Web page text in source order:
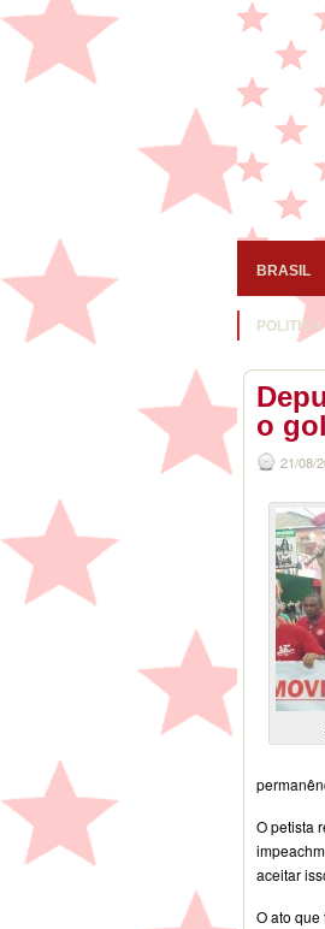
BRASIL
POLITICA
o
21/08/
O petista
aceitar
O ato